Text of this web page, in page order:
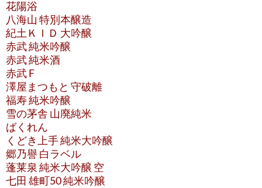
花陽浴
八海山 特別本醸造
紀土ＫＩＤ 大吟醸
赤武 純米吟醸
赤武 純米酒
赤武 F
澤屋まつもと 守破離
福寿 純米吟醸
雪の茅舎 山廃純米
ばくれん
くどき上手 純米大吟醸
郷乃譽 白ラベル
蓬莱泉 純米大吟醸 空
七田 雄町50 純米吟醸